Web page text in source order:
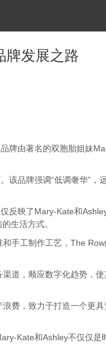
牌发展之路
牌由著名的双胞胎姐妹
该品牌强调“低调奢华”，
反映了Mary-Kate和
生活方式。
手工制作工艺，The
道，顺应数字化趋势，使
费，致力于打造一个更
Kate和Ashley不仅仅